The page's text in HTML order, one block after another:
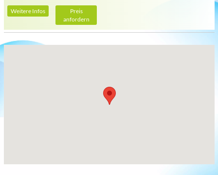
Weitere Infos
Preis
anfordern